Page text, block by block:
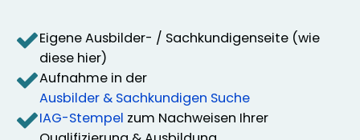
Eigene Ausbilder- / Sachkundigenseite (wie
diese hier)
Aufnahme in der
Ausbilder & Sachkundigen Suche
IAG-Stempel zum Nachweisen Ihrer